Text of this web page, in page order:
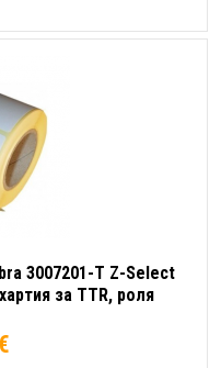
3007201-T Z-Select
за TTR, роля